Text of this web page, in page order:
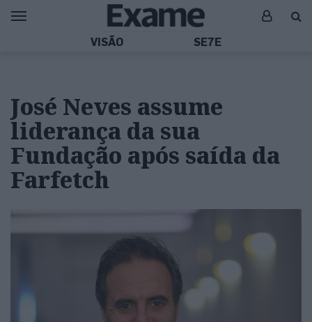
VISÃO SE7E
José Neves assume
liderança da sua
Fundação após saída da
Farfetch